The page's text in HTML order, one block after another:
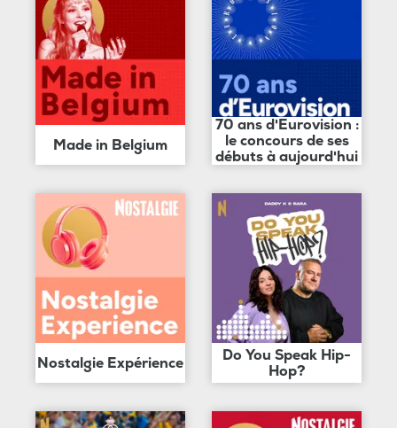
Made in Belgium
70 ans d'Eurovision :
le concours de ses
débuts à aujourd'hui
Nostalgie Expérience
Do You Speak Hip-
Hop?